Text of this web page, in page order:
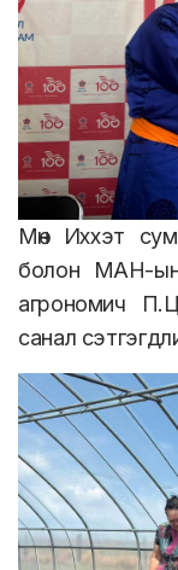
Мөн Иххэт
болон МАН-
агрономич
санал